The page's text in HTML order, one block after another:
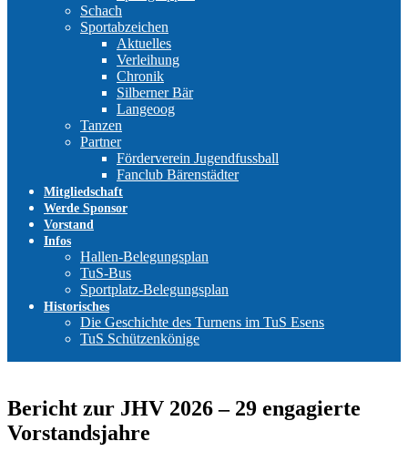
Schach
Sportabzeichen
Aktuelles
Verleihung
Chronik
Silberner Bär
Langeoog
Tanzen
Partner
Förderverein Jugendfussball
Fanclub Bärenstädter
Mitgliedschaft
Werde Sponsor
Vorstand
Infos
Hallen-Belegungsplan
TuS-Bus
Sportplatz-Belegungsplan
Historisches
Die Geschichte des Turnens im TuS Esens
TuS Schützenkönige
Bericht zur JHV 2026 – 29 engagierte
Vorstandsjahre